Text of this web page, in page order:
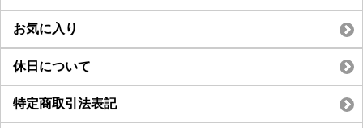
お気に入り
休日について
特定商取引法表記